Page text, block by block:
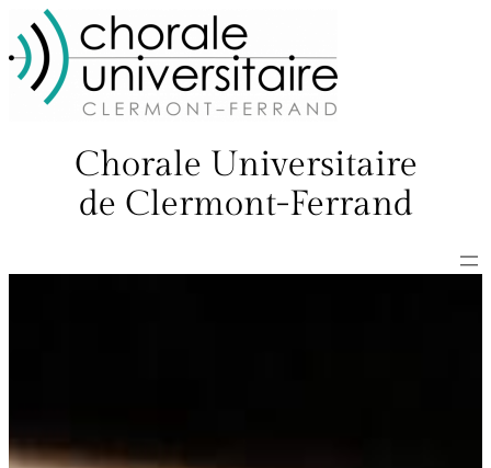
Chorale Universitaire
de Clermont-Ferrand